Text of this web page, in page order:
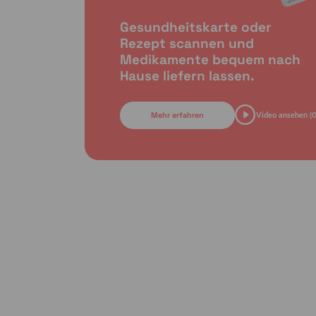
Gesundheitskarte oder
Rezept scannen und
Medikamente bequem nach
Hause liefern lassen.
Mehr erfahren Video ansehen